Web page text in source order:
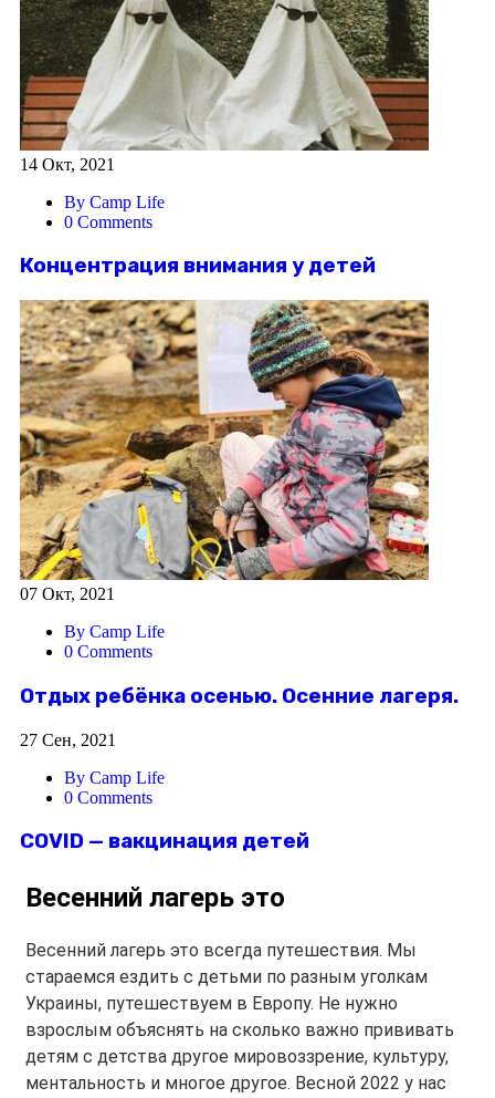
14 Окт, 2021
By Camp Life
0 Comments
Концентрация внимания у детей
07 Окт, 2021
By Camp Life
0 Comments
Отдых ребёнка осенью. Осенние лагеря.
27 Сен, 2021
By Camp Life
0 Comments
COVID — вакцинация детей
Весенний лагерь это
Весенний лагерь это всегда путешествия. Мы
стараемся ездить с детьми по разным уголкам
Украины, путешествуем в Европу. Не нужно
взрослым объяснять на сколько важно прививать
детям с детства другое мировоззрение, культуру,
ментальность и многое другое. Весной 2022 у нас